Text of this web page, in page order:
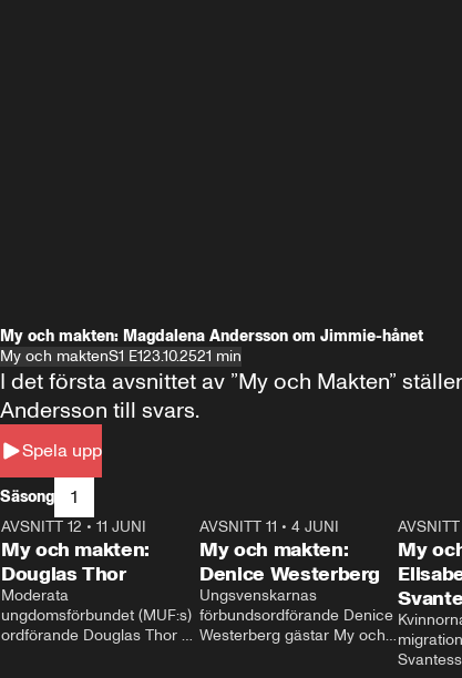
My och makten: Magdalena Andersson om Jimmie-hånet
My och maktenS1 E123.10.2521 min
Spela upp
I det första avsnittet av ”My och Makten”
Andersson till svars.
Säsong 1
26:27
AVSNITT 12 • 11 JUNI
My och makten:
Douglas Thor
Moderata
ungdomsförbundet (MUF:s)
ordförande Douglas Thor
23:40
AVSNITT 11 •4 JUNI
My och makten:
Denice Westerberg
Ungsvenskarnas
förbundsordförande Denice
Westerberg gästar My och
AVSNITT
My